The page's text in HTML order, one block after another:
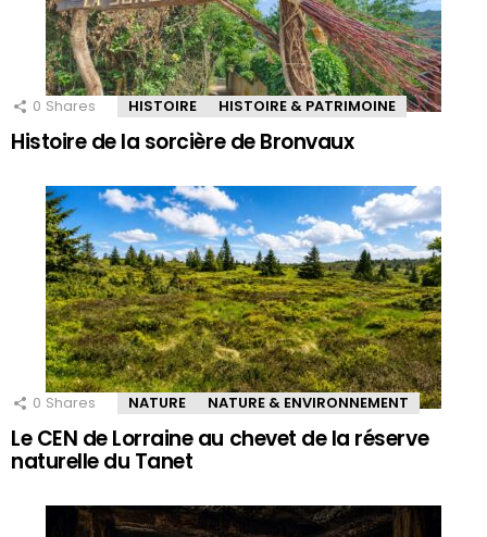
0 Shares HISTOIRE HISTOIRE & PATRIMOINE
Histoire de la sorcière de Bronvaux
0 Shares NATURE NATURE & ENVIRONNEMENT
Le CEN de Lorraine au chevet de la réserve
naturelle du Tanet